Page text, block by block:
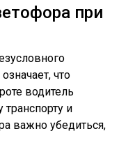
при
что
водитель
транспорту и
важно убедиться,